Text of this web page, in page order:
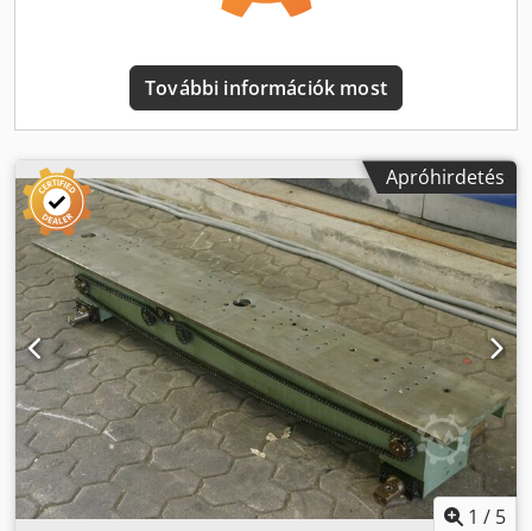
További információk most
Apróhirdetés
1 / 5